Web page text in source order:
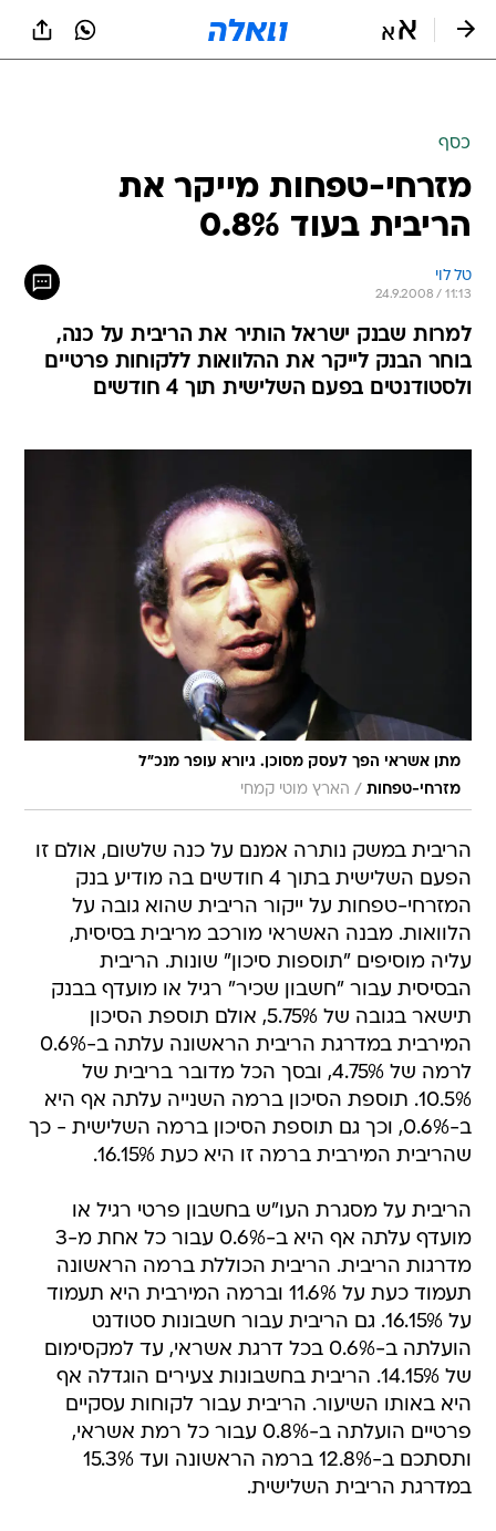
כסף
מזרחי-טפחות מייקר את
הריבית בעוד 0.8%
טל לוי
24.9.2008 / 11:13
למרות שבנק ישראל הותיר את הריבית על כנה,
בוחר הבנק לייקר את ההלוואות ללקוחות פרטיים
ולסטודנטים בפעם השלישית תוך 4 חודשים
מתן אשראי הפך לעסק מסוכן. גיורא עופר מנכ"ל
מזרחי-טפחות / הארץ מוטי קמחי
הריבית במשק נותרה אמנם על כנה שלשום, אולם זו
הפעם השלישית בתוך 4 חודשים בה מודיע בנק
המזרחי-טפחות על ייקור הריבית שהוא גובה על
הלוואות. מבנה האשראי מורכב מריבית בסיסית,
עליה מוסיפים "תוספות סיכון" שונות. הריבית
הבסיסית עבור "חשבון שכיר" רגיל או מועדף בבנק
תישאר בגובה של 5.75%, אולם תוספת הסיכון
המירבית במדרגת הריבית הראשונה עלתה ב-0.6%
לרמה של 4.75%, ובסך הכל מדובר בריבית של
10.5%. תוספת הסיכון ברמה השנייה עלתה אף היא
ב-0.6%, וכך גם תוספת הסיכון ברמה השלישית - כך
שהריבית המירבית ברמה זו היא כעת 16.15%.
הריבית על מסגרת העו"ש בחשבון פרטי רגיל או
מועדף עלתה אף היא ב-0.6% עבור כל אחת מ-3
מדרגות הריבית. הריבית הכוללת ברמה הראשונה
תעמוד כעת על 11.6% וברמה המירבית היא תעמוד
על 16.15%. גם הריבית עבור חשבונות סטודנט
הועלתה ב-0.6% בכל דרגת אשראי, עד למקסימום
של 14.15%. הריבית בחשבונות צעירים הוגדלה אף
היא באותו השיעור. הריבית עבור לקוחות עסקיים
פרטיים הועלתה ב-0.8% עבור כל רמת אשראי,
ותסתכם ב-12.8% ברמה הראשונה ועד 15.3%
במדרגת הריבית השלישית.